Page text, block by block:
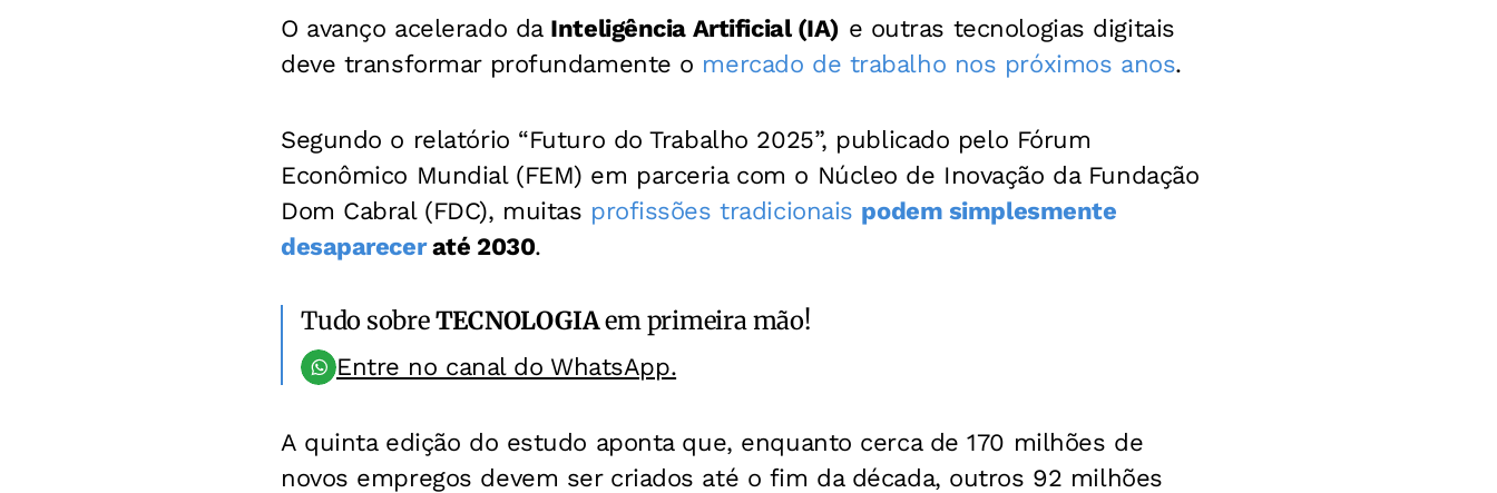
O avanço acelerado da Inteligência Artificial (IA) e outras tecnologias digitais
deve transformar profundamente o mercado de trabalho nos próximos anos.
Segundo o relatório “Futuro do Trabalho 2025”, publicado pelo Fórum
Econômico Mundial (FEM) em parceria com o Núcleo de Inovação da Fundação
Dom Cabral (FDC), muitas profissões tradicionais podem simplesmente
desapareceraté 2030.
Tudo sobreTECNOLOGIAem primeira mão!
Entre no canal do WhatsApp.
A quinta edição do estudo aponta que, enquanto cerca de 170 milhões de
novos empregos devem ser criados até o fim da década, outros 92 milhões